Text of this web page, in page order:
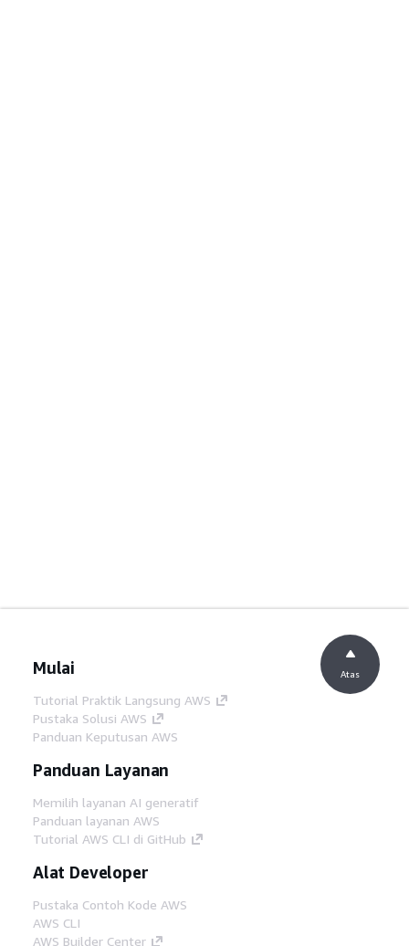
Mulai
Tutorial Praktik Langsung AWS
Pustaka Solusi AWS
Panduan Keputusan AWS
Panduan Layanan
Memilih layanan AI generatif
Panduan layanan AWS
Tutorial AWS CLI di GitHub
Alat Developer
Pustaka Contoh Kode AWS
AWS CLI
AWS Builder Center
Atas